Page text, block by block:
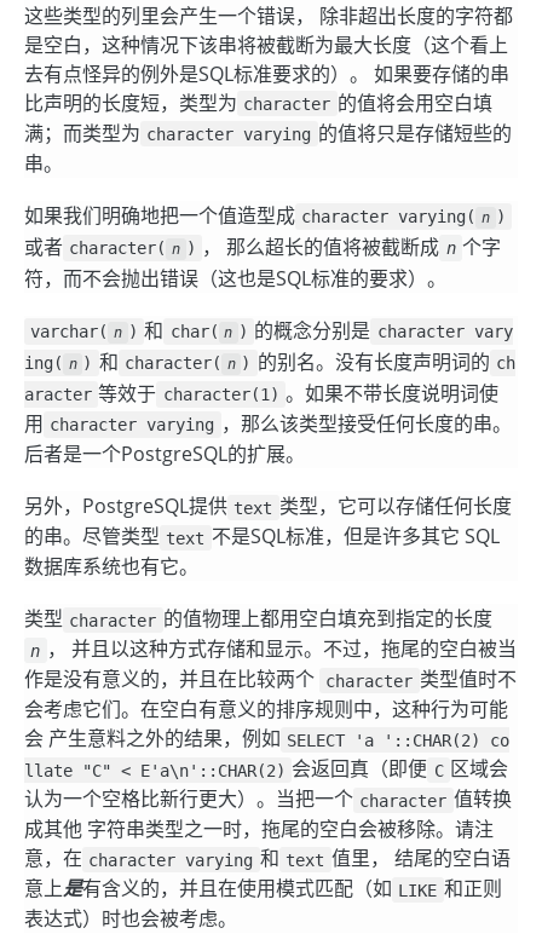
这些类型的列里会产生一个错误， 除非超出长度的字符都
是空白，这种情况下该串将被截断为最大长度（这个看上
去有点怪异的例外是SQL标准要求的）。 如果要存储的串
比声明的长度短，类型为 character 的值将会用空白填
满；而类型为 character varying 的值将只是存储短些的
串。
如果我们明确地把一个值造型成 character varying( n )
或者 character( n ) ， 那么超长的值将被截断成 n 个字
符，而不会抛出错误（这也是SQL标准的要求）。
varchar( n ) 和 char( n ) 的概念分别是 character vary
ing( n ) 和 character( n ) 的别名。没有长度声明词的 ch
aracter 等效于 character(1) 。如果不带长度说明词使
用 character varying ，那么该类型接受任何长度的串。
后者是一个PostgreSQL的扩展。
另外， PostgreSQL提供 text 类型，它可以存储任何长度
的串。尽管类型 text 不是SQL标准，但是许多其它 SQL
数据库系统也有它。
类型 character 的值物理上都用空白填充到指定的长度
n ， 并且以这种方式存储和显示。不过，拖尾的空白被当
作是没有意义的，并且在比较两个
character 类型值时不
会考虑它们。在空白有意义的排序规则中，这种行为可能
会 产生意料之外的结果，例如 SELECT 'a '::CHAR(2) co
llate "C" < E'a\n'::CHAR(2) 会返回真（即便 C 区域会
认为一个空格比新行更大）。当把一个 character 值转换
成其他 字符串类型之一时，拖尾的空白会被移除。请注
意，在 character varying 和 text 值里， 结尾的空白语
意上是有含义的，并且在使用模式匹配（如 LIKE 和正则
表达式）时也会被考虑。